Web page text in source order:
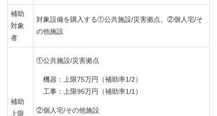
補助
対象
者
対象設備を購入する①公共施設/災害拠点、②個人宅/そ
の他施設
補助
上限
①公共施設/災害拠点
機器：上限75万円（補助率1/2）
工事：上限95万円（補助率1/1）
②個人宅/その他施設